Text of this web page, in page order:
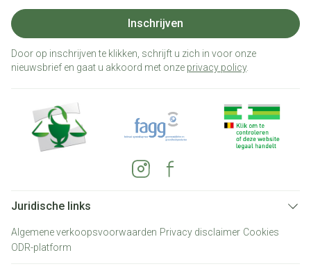
Inschrijven
Door op inschrijven te klikken, schrijft u zich in voor onze
nieuwsbrief en gaat u akkoord met onze privacy policy.
Juridische links
Algemene verkoopsvoorwaarden Privacy disclaimer Cookies
ODR-platform